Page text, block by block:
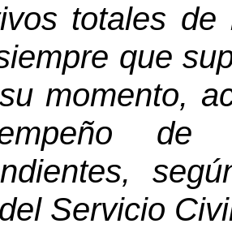
totales de
que
momento,
de
Servicio